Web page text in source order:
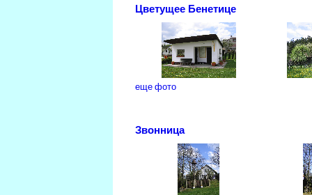
Цветущее Бенетице
еще фото
Звонница